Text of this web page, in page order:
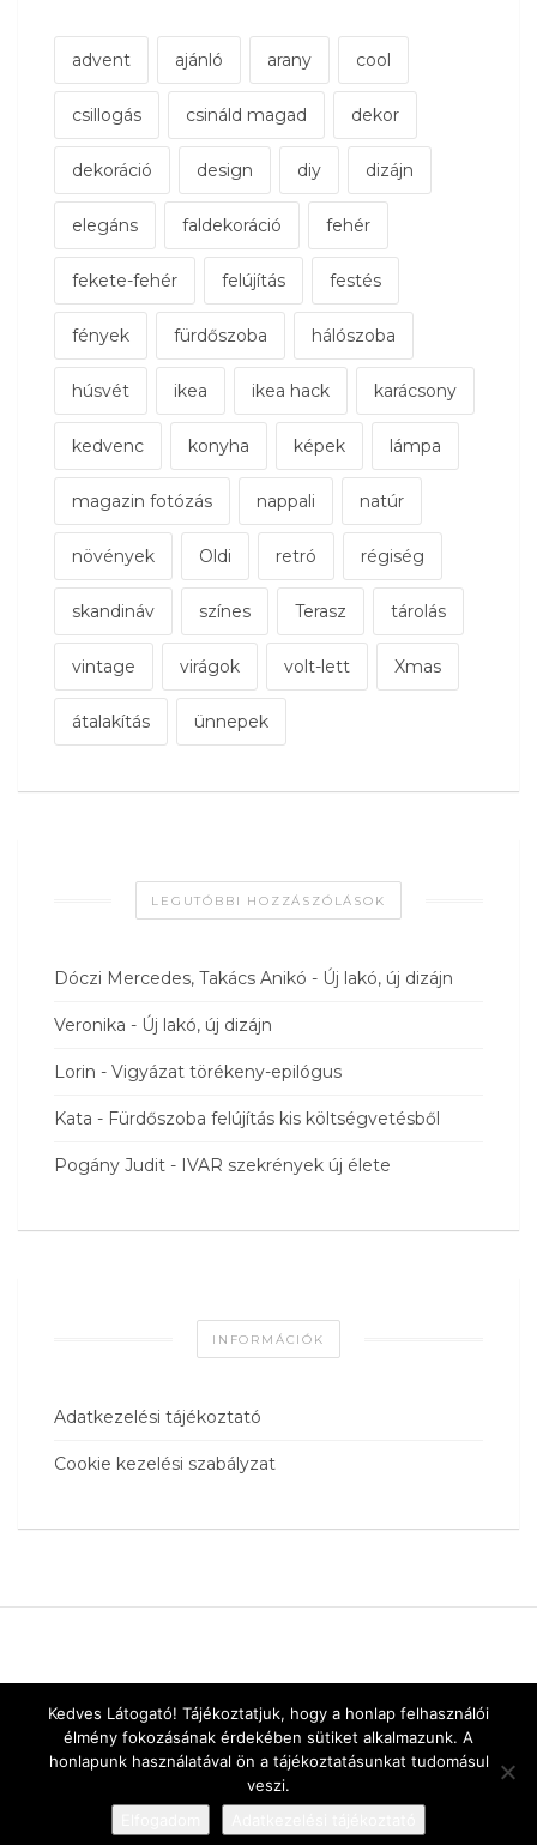
advent ajánló arany cool
csillogás csináld magad dekor
dekoráció design diy dizájn
elegáns faldekoráció fehér
fekete-fehér felújítás festés
fények fürdőszoba hálószoba
húsvét ikea ikea hack karácsony
kedvenc konyha képek lámpa
magazin fotózás nappali natúr
növények Oldi retró régiség
skandináv színes Terasz tárolás
vintage virágok volt-lett Xmas
átalakítás ünnepek
LEGUTÓBBI HOZZÁSZÓLÁSOK
Dóczi Mercedes, Takács Anikó - Új lakó, új dizájn
Veronika - Új lakó, új dizájn
Lorin - Vigyázat törékeny-epilógus
Kata - Fürdőszoba felújítás kis költségvetésből
Pogány Judit - IVAR szekrények új élete
INFORMÁCIÓK
Adatkezelési tájékoztató
Cookie kezelési szabályzat
Kedves Látogató! Tájékoztatjuk, hogy a honlap felhasználói
élmény fokozásának érdekében sütiket alkalmazunk. A
honlapunk használatával ön a tájékoztatásunkat tudomásul
veszi.